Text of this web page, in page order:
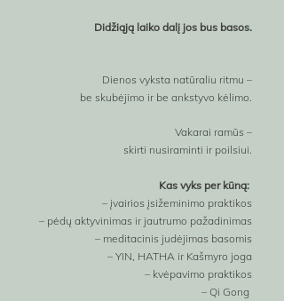
Didžiąją laiko dalį jos bus basos.
Dienos vyksta natūraliu ritmu –
be skubėjimo ir be ankstyvo kėlimo.
Vakarai ramūs –
skirti nusiraminti ir poilsiui.
Kas vyks per kūną:
– įvairios įsižeminimo praktikos
– pėdų aktyvinimas ir jautrumo pažadinimas
– meditacinis judėjimas basomis
– YIN, HATHA ir Kašmyro joga
– kvėpavimo praktikos
– Qi Gong